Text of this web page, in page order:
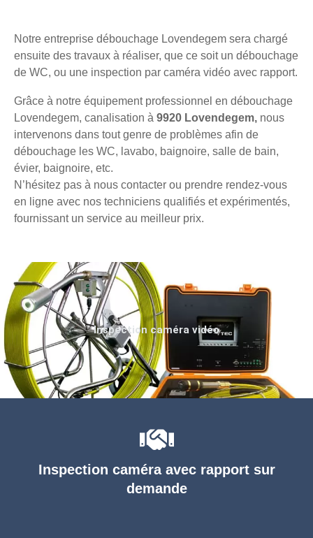
Notre entreprise débouchage Lovendegem sera chargé
ensuite des travaux à réaliser, que ce soit un débouchage
de WC, ou une inspection par caméra vidéo avec rapport.
Grâce à notre équipement professionnel en débouchage
Lovendegem, canalisation à 9920 Lovendegem, nous
intervenons dans tout genre de problèmes afin de
débouchage les WC, lavabo, baignoire, salle de bain,
évier, baignoire, etc.
N’hésitez pas à nous contacter ou prendre rendez-vous
en ligne avec nos techniciens qualifiés et expérimentés,
fournissant un service au meilleur prix.
Inspection caméra avec rapport sur
demande
Inspection caméra vidéo